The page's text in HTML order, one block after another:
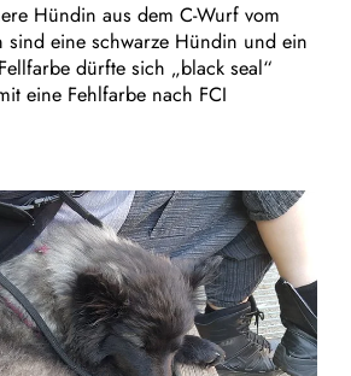
Hündin aus dem C-Wurf vom
sind eine schwarze Hündin und ein
dürfte sich „black seal“
eine Fehlfarbe nach FCI